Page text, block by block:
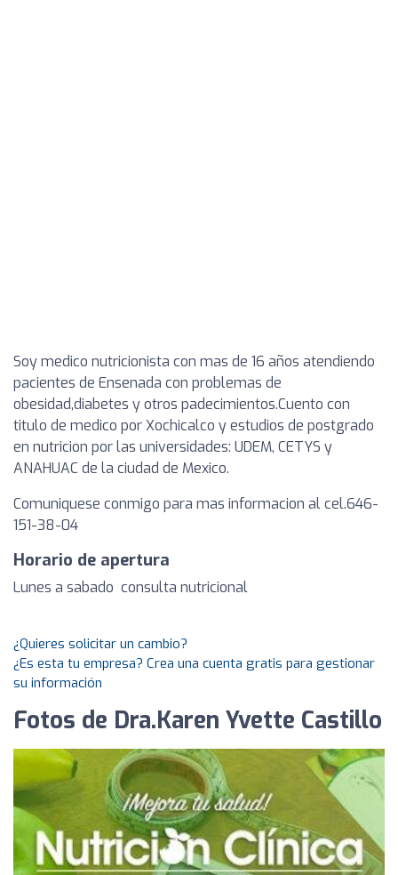
Soy medico nutricionista con mas de 16 años atendiendo
pacientes de Ensenada con problemas de
obesidad,diabetes y otros padecimientos.Cuento con
titulo de medico por Xochicalco y estudios de postgrado
en nutricion por las universidades: UDEM, CETYS y
ANAHUAC de la ciudad de Mexico.
Comuniquese conmigo para mas informacion al cel.646-
151-38-04
Horario de apertura
Lunes a sabado consulta nutricional
¿Quieres solicitar un cambio?
¿Es esta tu empresa? Crea una cuenta gratis para gestionar
su información
Fotos de Dra.Karen Yvette Castillo